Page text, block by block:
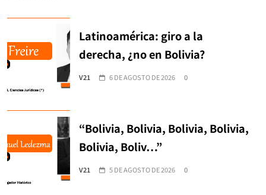
Latinoamérica: giro a la
derecha, ¿no en Bolivia?
V21 6 DE AGOSTO DE 2026 0
“Bolivia, Bolivia, Bolivia, Bolivia,
Bolivia, Boliv…”
V21 5 DE AGOSTO DE 2026 0